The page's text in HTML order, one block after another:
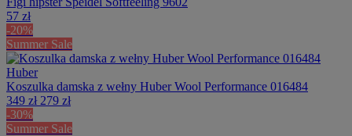
57 zł
-20%
Summer Sale
Huber
Koszulka damska z wełny Huber Wool Performance 016484
349 zł 279 zł
-30%
Summer Sale